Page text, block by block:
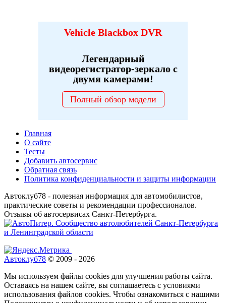
Vehicle Blackbox DVR
Легендарный
видеорегистратор-зеркало с
двумя камерами!
Полный обзор модели
Главная
О сайте
Тесты
Добавить автосервис
Обратная связь
Политика конфиденциальности и защиты информации
Автоклуб78 - полезная информация для автомобилистов,
практические советы и рекомендации профессионалов.
Отзывы об автосервисах Санкт-Петербурга.
Автоклуб78 © 2009 - 2026
Мы используем файлы cookies для улучшения работы сайта.
Оставаясь на нашем сайте, вы соглашаетесь с условиями
использования файлов cookies. Чтобы ознакомиться с нашими